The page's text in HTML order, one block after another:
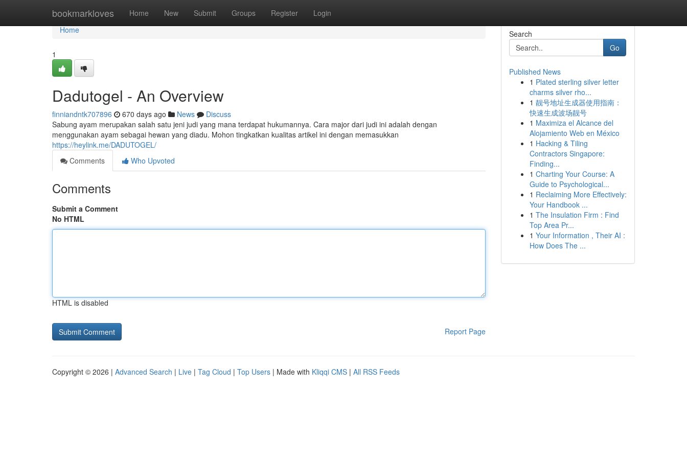
bookmarkloves Home New Submit Groups Register Login
Home
Home
1
Dadutogel - An Overview
finniandntk707896 670 days ago News
Discuss
Sabung ayam merupakan salah satu jeni judi yang mana terdapat hukumannya. Cara major dari judi ini adalah dengan
menggunakan ayam sebagai hewan yang diadu. Mohon tingkatkan kualitas artikel ini dengan memasukkan
https://heylink.me/DADUTOGEL/
Comments
Who Upvoted
Comments
Submit a Comment
No HTML
HTML is disabled
Report Page
Search
Go
Published News
1 Plated sterling silver letter
charms silver rho...
1 靓号地址生成器使用指南：
快速生成波场靓号
1 Maximiza el Alcance del
Alojamiento Web en México
1 Hacking & Tiling
Contractors Singapore:
Finding...
1 Charting Your Course: A
Guide to Psychological...
1 Reclaiming More Effectively:
Your Handbook ...
1 The Insulation Firm : Find
Top Area Pr...
1 Your Information , Their AI :
How Does The ...
Copyright © 2026 | Advanced Search | Live | Tag Cloud | Top Users | Made with Kliqqi CMS | All RSS Feeds